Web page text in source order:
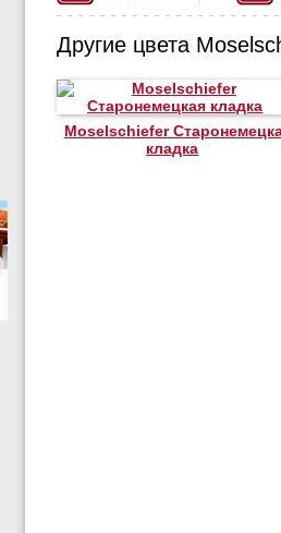
Другие цвета
Moselschiefer
кладка